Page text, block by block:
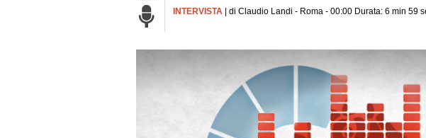
INTERVISTA | di Claudio Landi - Roma - 00:00 Durata: 6 min 59